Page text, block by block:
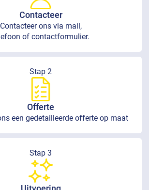
Contacteer
Contacteer ons via mail,
of contactformulier.
Stap 2
Offerte
een gedetailleerde offerte op maat
Stap 3